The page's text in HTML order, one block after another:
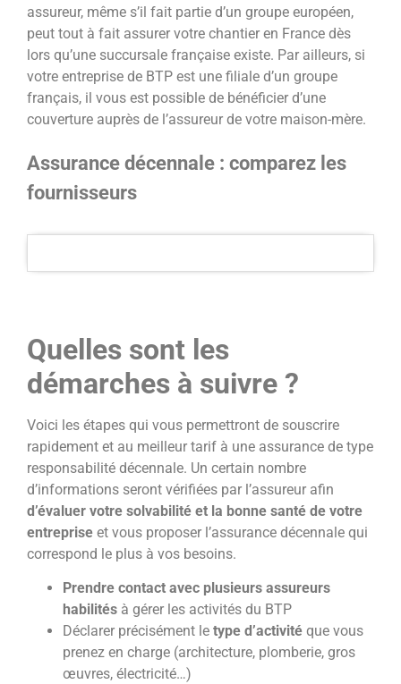
assureur, même s’il fait partie d’un groupe européen,
peut tout à fait assurer votre chantier en France dès
lors qu’une succursale française existe. Par ailleurs, si
votre entreprise de BTP est une filiale d’un groupe
français, il vous est possible de bénéficier d’une
couverture auprès de l’assureur de votre maison-mère.
Assurance décennale : comparez les
fournisseurs
Quelles sont les
démarches à suivre ?
Voici les étapes qui vous permettront de souscrire
rapidement et au meilleur tarif à une assurance de type
responsabilité décennale. Un certain nombre
d’informations seront vérifiées par l’assureur afin
d’évaluer votre solvabilité et la bonne santé de votre
entreprise et vous proposer l’assurance décennale qui
correspond le plus à vos besoins.
Prendre contact avec plusieurs assureurs
habilités à gérer les activités du BTP
Déclarer précisément le type d’activité que vous
prenez en charge (architecture, plomberie, gros
œuvres, électricité…)